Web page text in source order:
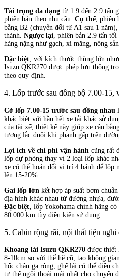
Tải trọng đa dạng từ 1.9 đến 2.9 tấn
phiên bản theo nhu cầu. Cụ thể, phiên
bằng B2 (chuyển đổi từ A1 sau 1
thành. Ngược lại , phiên bản 2.9 tấn
hàng nặng như gạch, xi măng, nông
Đặc biệt , với kích thước thùng lớn
Isuzu QKR270 được phép lưu thông
theo quy định.
4. Lốp trước sau đồng bộ 7.00-15,
Cỡ lốp 7.00-15 trước sau đồng nhau
khác biệt với hầu hết xe tải khác sử
của tài xế, thiết kế này giúp xe cân
tượng lắc đuôi khi phanh gấp trên
Lợi ích về chi phí vận hành cũng rất
lốp dự phòng thay vì 2 loại lốp khác
xe có thể hoán đổi vị trí 4 bánh để lốp
lên 15-20%.
Gai lốp lớn kết hợp áp suất bơm
địa hình khác nhau từ đường nhựa,
Đặc biệt , lốp Yokohama chính hãng
80.000 km tùy điều kiện sử dụng.
5. Cabin rộng rãi, nội thất tiện nghi
Khoang lái Isuzu QKR270 được thiết
8-10cm so với thế hệ cũ, tạo không
hốc chân ga rộng, ghế lái có thể điều
tư thế ngồi thoải mái nhất cho chuyến